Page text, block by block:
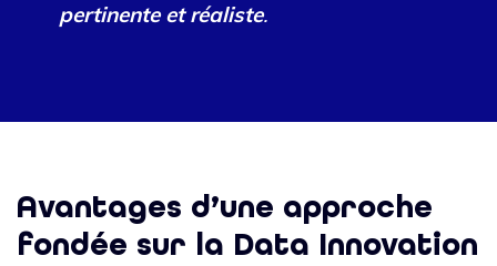
pertinente et réaliste.
Avantages d’une approche
fondée sur la Data Innovation